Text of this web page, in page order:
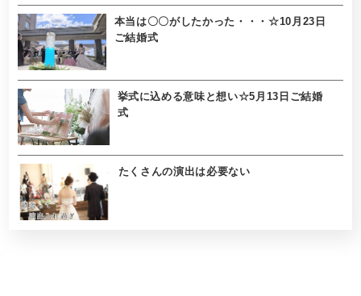
本当は〇〇がしたかった・・・☆10月23日
ご結婚式
挙式に込める意味と想い☆5月13日ご結婚
式
たくさんの演出は必要ない